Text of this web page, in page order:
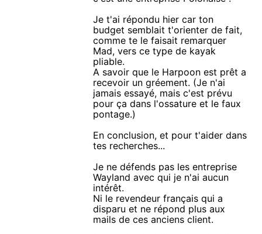
Je t'ai répondu hier car ton
budget semblait t'orienter de fait,
comme te le faisait remarquer
Mad, vers ce type de kayak
pliable.
A savoir que le Harpoon est prêt a
recevoir un gréement. (Je n'ai
jamais essayé, mais c'est prévu
pour ça dans l'ossature et le faux
pontage.)
En conclusion, et pour t'aider dans
tes recherches...
Je ne défends pas les entreprise
Wayland avec qui je n'ai aucun
intérêt.
Ni le revendeur français qui a
disparu et ne répond plus aux
mails de ces anciens client.